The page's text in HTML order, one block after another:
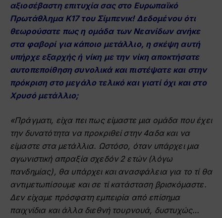
αξιοσέβαστη επιτυχία σας στο Ευρωπαϊκό
Πρωτάθλημα Κ17 του Σίμπενικ! Δεδομένου ότι
θεωρούσατε πως η ομάδα των Νεανίδων ανήκε
στα φαβορί για κάποιο μετάλλιο, η σκέψη αυτή
υπήρχε εξαρχής ή νίκη με την νίκη αποκτήσατε
αυτοπεποίθηση συνολικά και πιστέψατε και στην
πρόκριση στο μεγάλο τελικό και γιατί όχι και στο
Χρυσό μετάλλιο;
«Πράγματι, είχα πει πως είμαστε μια ομάδα που έχει
την δυνατότητα να προκριθεί στην 4αδα και να
είμαστε στα μετάλλια. Ωστόσο, όταν υπάρχει μια
αγωνιστική απραξία σχεδόν 2 ετών (λόγω
πανδημίας), θα υπάρχει και ανασφάλεια για το τί θα
αντιμετωπίσουμε και σε τί κατάσταση βρισκόμαστε.
Δεν είχαμε πρόσφατη εμπειρία από επίσημα
παιχνίδια και άλλα διεθνή τουρνουά, δυστυχώς…